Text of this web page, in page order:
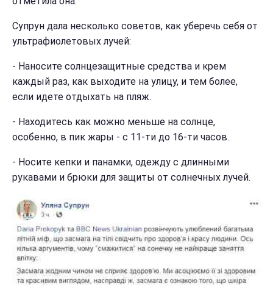
Супрун дала несколько советов, как уберечь себя от
ультрафиолетовых лучей:
- Наносите солнцезащитные средства и крем
каждый раз, как выходите на улицу, и тем более,
если идете отдыхать на пляж.
- Находитесь как можно меньше на солнце,
особенно, в пик жары - с 11-ти до 16-ти часов.
- Носите кепки и панамки, одежду с длинными
рукавами и брюки для защиты от солнечных лучей.